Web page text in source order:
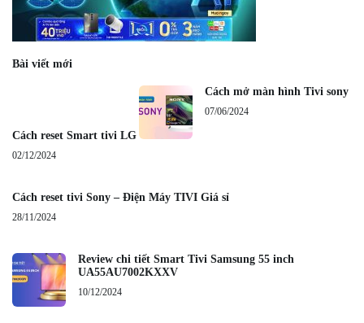
Bài viết mới
Cách reset Smart tivi LG
02/12/2024
Cách mở màn hình Tivi sony
07/06/2024
Cách reset tivi Sony – Điện Máy TIVI Giá sỉ
28/11/2024
Review chi tiết Smart Tivi Samsung 55 inch
UA55AU7002KXXV
10/12/2024